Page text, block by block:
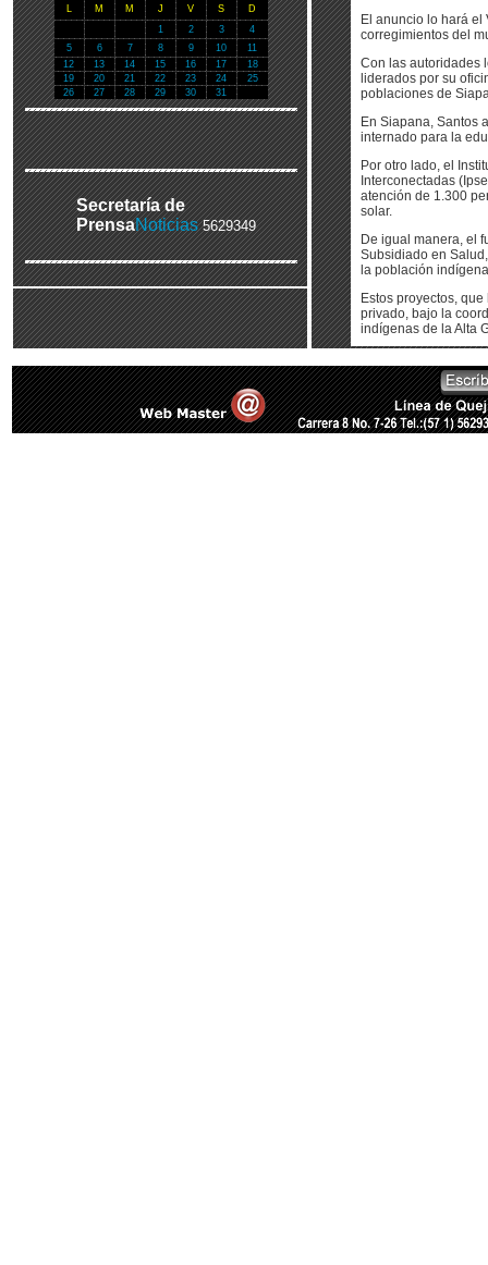
L M M J V S
D
1
2 3
4
5
6 7 8 9 10
11
12
13 14 15 16 17
18
19
20 21 22 23 24
25
26
27 28 29 30 31
Secretaría de
PrensaNoticias 5629349
El anuncio lo hará
corregimientos del
Con las autoridades
liderados por su
poblaciones de
En Siapana, Santos
internado para la
Por otro lado, el
Interconectadas
atención de 1.300
solar.
De igual manera, el
Subsidiado en
la población
Estos proyectos,
privado, bajo la
indígenas de la Alta